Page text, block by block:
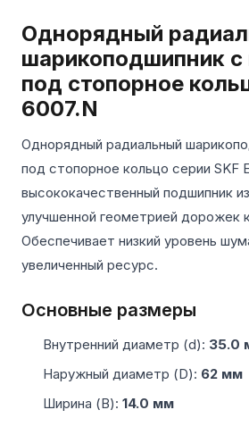
Однорядный
шарикоподшипник с
под стопорное
6007.N
Однорядный радиальный
под стопорное кольцо серии SKF
высококачественный подшипник
улучшенной геометрией дорожек
Обеспечивает низкий уровень
увеличенный ресурс.
Основные размеры
Внутренний диаметр (d): 35.0
Наружный диаметр (D): 62 мм
Ширина (B): 14.0 мм